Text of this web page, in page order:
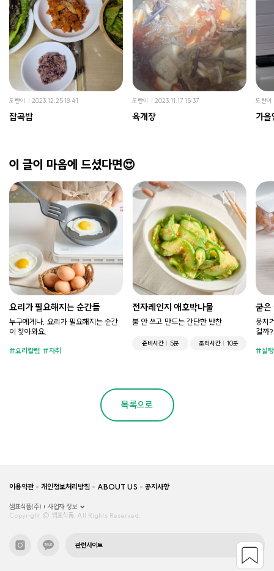
도란이 2023.12.25 18:41
잡곡밥
도란이 2023.11.17 15:37
육개장
도란이
가을
이 글이 마음에 드셨다면😍
요리가 필요해지는 순간들
누구에게나, 요리가 필요해지는 순간
이 찾아와요.
요리칼럼 자취
전자레인지 애호박나물
불 안 쓰고 만드는 간단한 반찬
준비시간 5분 조리시간 10분
굳은
뭉치
걸까?
설탕
목록으로
이용약관 개인정보처리방침 ABOUT US 공지사항
샘표식품(주)
사업자 정보
Copyright © 샘표식품, All Rights Reserved.
관련사이트